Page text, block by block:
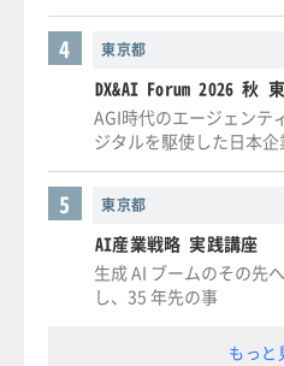
東京都
4
DX&AI Forum 2026 秋
AGI時代のエージェン
ジタルを駆使した日本
東京都
5
AI産業戦略 実践講座
生成 AI ブームのその先
し、35 年先の事
もっと